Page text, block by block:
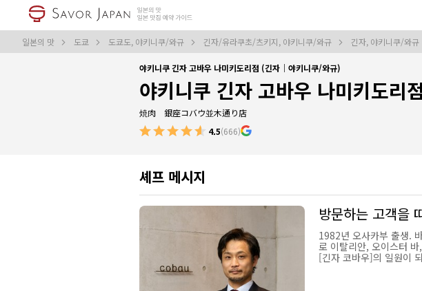
일본의 맛 도쿄 도쿄도, 야키니쿠/와규 긴자/유라쿠초/츠키지, 야키니쿠/와규 긴자, 야키니쿠/와규
야키니쿠 긴자 고바우 나미키도리점 (긴자｜야키니쿠/와규)
야키니쿠 긴자 고바우 나미키도리점
焼肉 銀座コバウ並木通り店
4.5(666)
셰프 메시지
방문하는 고객을
1982년 오사카부 출생.
로 이탈리안, 오이스터
[긴자 코바우]의 일원이